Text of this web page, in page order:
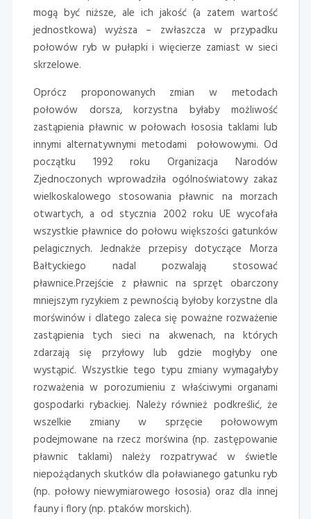
mogą być niższe, ale ich jakość (a zatem wartość
jednostkowa) wyższa – zwłaszcza w przypadku
połowów ryb w pułapki i więcierze zamiast w sieci
skrzelowe.
Oprócz proponowanych zmian w metodach
połowów dorsza, korzystna byłaby możliwość
zastąpienia pławnic w połowach łososia taklami lub
innymi alternatywnymi metodami połowowymi. Od
początku 1992 roku Organizacja Narodów
Zjednoczonych wprowadziła ogólnoświatowy zakaz
wielkoskalowego stosowania pławnic na morzach
otwartych, a od stycznia 2002 roku UE wycofała
wszystkie pławnice do połowu większości gatunków
pelagicznych. Jednakże przepisy dotyczące Morza
Bałtyckiego nadal pozwalają stosować
pławnice.Przejście z pławnic na sprzęt obarczony
mniejszym ryzykiem z pewnością byłoby korzystne dla
morświnów i dlatego zaleca się poważne rozważenie
zastąpienia tych sieci na akwenach, na których
zdarzają się przyłowy lub gdzie mogłyby one
wystąpić. Wszystkie tego typu zmiany wymagałyby
rozważenia w porozumieniu z właściwymi organami
gospodarki rybackiej. Należy również podkreślić, że
wszelkie zmiany w sprzęcie połowowym
podejmowane na rzecz morświna (np. zastępowanie
pławnic taklami) należy rozpatrywać w świetle
niepożądanych skutków dla poławianego gatunku ryb
(np. połowy niewymiarowego łososia) oraz dla innej
fauny i flory (np. ptaków morskich).